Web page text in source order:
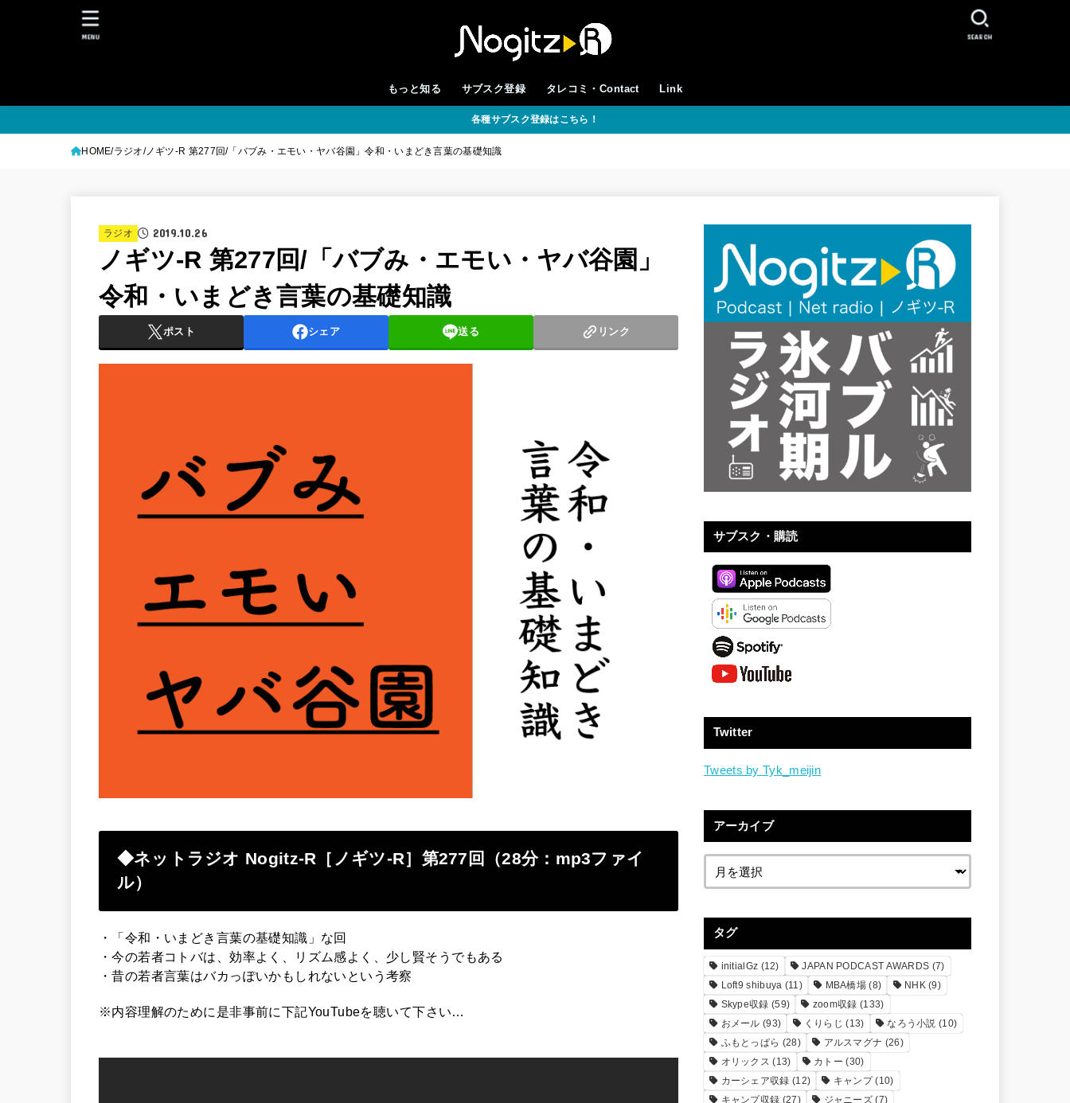
もっと知る サブスク登録 タレコミ・Contact Link
SEARCH
MENU
各種サブスク登録はこちら！
HOME ラジオ ノギツ-R 第277回/「バブみ・エモい・ヤバ谷園」令和・いまどき言葉の基礎知識
ラジオ 2019.10.26
ノギツ-R 第277回/「バブみ・エモい・ヤバ谷園」
令和・いまどき言葉の基礎知識
ポスト シェア 送る リンク
◆ネットラジオ Nogitz-R［ノギツ-R］第277回（28分：mp3ファイ
ル）
・「令和・いまどき言葉の基礎知識」な回
・今の若者コトバは、効率よく、リズム感よく、少し賢そうでもある
・昔の若者言葉はバカっぽいかもしれないという考察
※内容理解のために是非事前に下記YouTubeを聴いて下さい…
サブスク・購読
Twitter
Tweets by Tyk_meijin
アーカイブ
タグ
initialGz (12) JAPAN PODCAST AWARDS (7)
Loft9 shibuya (11) MBA橋場 (8) NHK (9)
Skype収録 (59) zoom収録 (133)
おメール (93) くりらじ (13) なろう小説 (10)
ふもとっぱら (28) アルスマグナ (26)
オリックス (13) カトー (30)
カーシェア収録 (12) キャンプ(10)
キャンプ収録 (27) ジャニーズ (7)